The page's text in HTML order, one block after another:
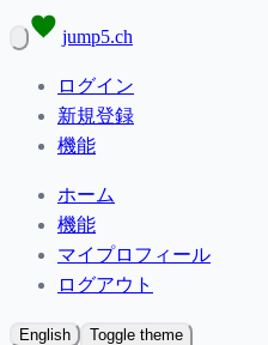
jump5.ch
ログイン
新規登録
機能
ホーム
機能
マイプロフィール
ログアウト
English Toggle theme